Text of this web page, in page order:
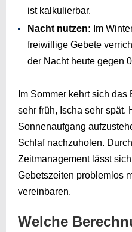
ist kalkulierbar.
Nacht nutzen: Im
freiwillige Gebete
der Nacht heute gegen
Im Sommer kehrt sich
sehr früh, Ischa sehr spät.
Sonnenaufgang
Schlaf nachzuholen.
Zeitmanagement lässt
Gebetszeiten problemlos
vereinbaren.
Welche